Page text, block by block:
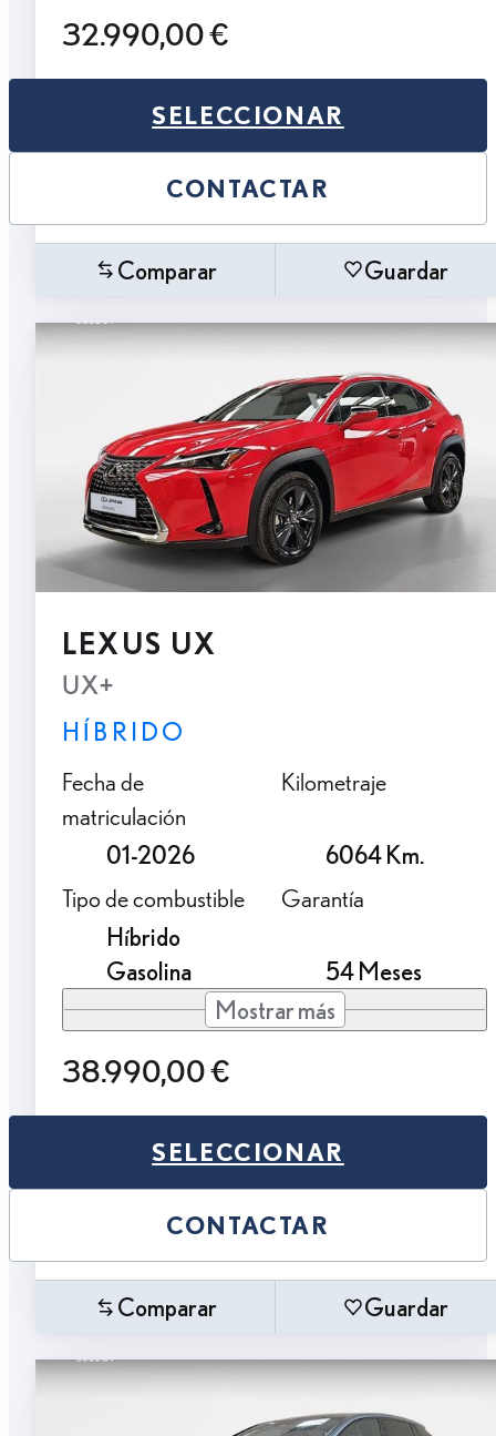
32.990,00 €
SELECCIONAR
CONTACTAR
Comparar Guardar
LEXUS UX
UX+
HÍBRIDO
Fecha de
matriculación
01-2026
Kilometraje
6064 Km.
Tipo de combustible
Híbrido
Gasolina
Garantía
54 Meses
Mostrar más
38.990,00 €
SELECCIONAR
CONTACTAR
Comparar Guardar